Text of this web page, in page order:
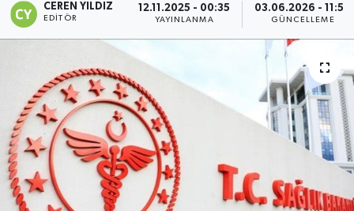
CEREN YILDIZ
EDITÖR
12.11.2025 - 00:35
YAYINLANMA
03.06.2026 - 11:50
GÜNCELLEME